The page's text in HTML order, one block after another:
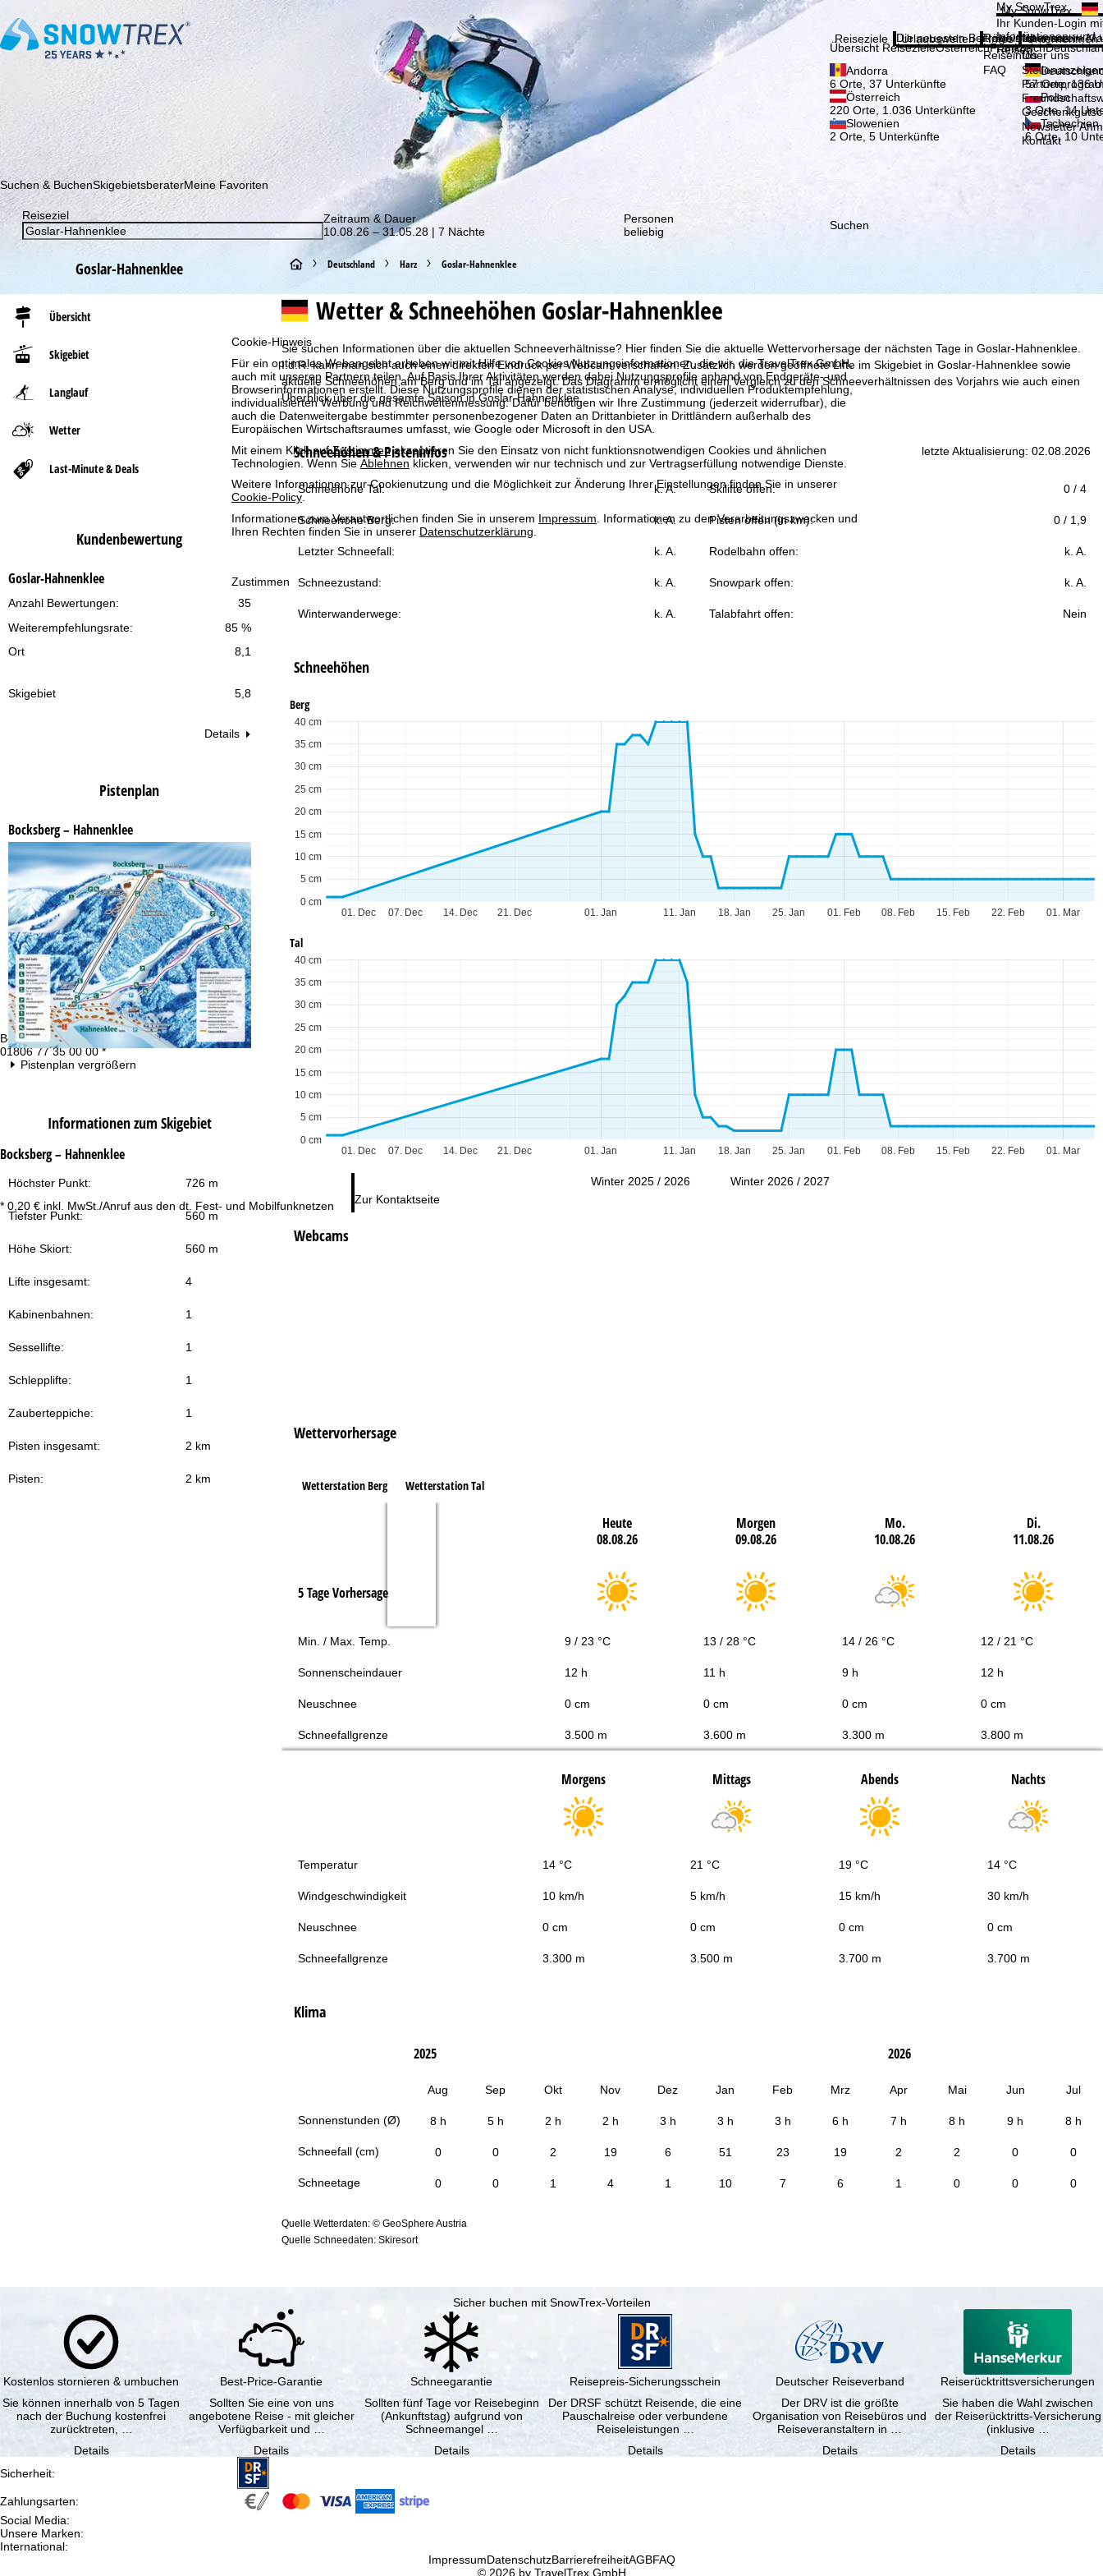
Cookie-Hinweis
Für ein optimales Webangebot erheben wir mit Hilfe von Cookies Nutzungsinformationen, die wir, die TravelTrex GmbH,
auch mit unseren Partnern teilen. Auf Basis Ihrer Aktivitäten werden dabei Nutzungsprofile anhand von Endgeräte- und
Browserinformationen erstellt. Diese Nutzungsprofile dienen der statistischen Analyse, individuellen Produktempfehlung,
individualisierten Werbung und Reichweitenmessung. Dafür benötigen wir Ihre Zustimmung (jederzeit widerrufbar), die
auch die Datenweitergabe bestimmter personenbezogener Daten an Drittanbieter in Drittländern außerhalb des
Europäischen Wirtschaftsraumes umfasst, wie Google oder Microsoft in den USA.
Mit einem Klick aufZustimmenakzeptieren Sie den Einsatz von nicht funktionsnotwendigen Cookies und ähnlichen
Technologien. Wenn Sie Ablehnen klicken, verwenden wir nur technisch und zur Vertragserfüllung notwendige Dienste.
Weitere Informationen zur Cookienutzung und die Möglichkeit zur Änderung Ihrer Einstellungen finden Sie in unserer
Cookie-Policy.
Informationen zum Verantwortlichen finden Sie in unserem Impressum . Informationen zu den Verarbeitungszwecken und
Ihren Rechten finden Sie in unserer Datenschutzerklärung
Zustimmen
Beratung
01806 77 35 00 00 *
* 0,20 € inkl. MwSt./Anruf aus den dt. Fest- und Mobilfunknetzen
Mo-Do:
09:00-17:00 Uhr
geschlossen
Zur Kontaktseite
Beratung
Abonnieren Sie unseren Newsletter und erfahren Sie als Erster von unseren Rabatt-Aktionen!
My SnowTrex
My SnowTrex
Ihr Kunden-Login
Informationen rund
Reisen.
Reiseziele
Übersicht ReisezieleÖsterreichFrankreich
Andorra
6 Orte, 37 Unterkünfte
57 Orte, 136
Österreich
220 Orte, 1.036 Unterkünfte
Polen
3 Orte, 14
Slowenien
2 Orte, 5 Unterkünfte
Tschechien
6 Orte, 10
Urlaubswelten
Die neuesten Beiträge aus unserem
Infos
Reiseinfos
Reiseinfos
FAQ
Unternehmen
Über uns
Über uns
Newsletter
Kontakt
Suchen & BuchenSkigebietsberaterMeine Favoriten
Reiseziel
Zeitraum & Dauer
10.08.26 – 31.05.28 | 7 Nächte
Personen
beliebig
Suchen
Goslar-Hahnenklee
Übersicht
Skigebiet
Langlauf
Wetter
Last-Minute & Deals
Kundenbewertung
Goslar-Hahnenklee
35
Anzahl Bewertungen:
85 %
Weiterempfehlungsrate:
Ort
8,1
Skigebiet 5,8
Details
Pistenplan
Bocksberg – Hahnenklee
Pistenplan vergrößern
Informationen zum Skigebiet
Bocksberg – Hahnenklee
Höchster Punkt: 726 m
Tiefster Punkt: 560 m
Höhe Skiort: 560 m
Lifte insgesamt: 4
Kabinenbahnen: 1
Sessellifte: 1
Schlepplifte: 1
Zauberteppiche: 1
Pisten insgesamt: 2 km
Pisten: 2 km
S
t
r
t
s
e
i
t
Deutschland Harz Goslar-Hahnenklee
Wetter & Schneehöhen Goslar-Hahnenklee
Sie suchen Informationen über die aktuellen Schneeverhältnisse? Hier finden Sie die aktuelle Wettervorhersage der nächsten Tage in Goslar-Hahnenklee.
I.d.R. kann man sich auch einen direkten Eindruck per Webcam verschaffen. Zusätzlich werden geöffnete Lifte im Skigebiet in Goslar-Hahnenklee sowie
aktuelle Schneehöhen am Berg und im Tal angezeigt. Das Diagramm ermöglicht einen Vergleich zu den Schneeverhältnissen des Vorjahrs wie auch einen
Überblick über die gesamte Saison in Goslar-Hahnenklee.
Schneehöhen & Pisteninfos letzte Aktualisierung: 02.08.2026
Schneehöhe Tal: k. A. Skilifte offen: 0 / 4
Schneehöhe Berg: k. A. Pisten offen (in km): 0 / 1,9
Letzter Schneefall: k. A. Rodelbahn offen: k. A.
Schneezustand: k. A. Snowpark offen: k. A.
Winterwanderwege: k. A. Talabfahrt offen: Nein
Schneehöhen
Berg
01. Dec 01. Jan 01. Feb 01. Mar
07. Dec 14. Dec 21. Dec 11. Jan 18. Jan 25. Jan 08. Feb 15. Feb 22. Feb
0 cm
5 cm
10 cm
15 cm
20 cm
25 cm
30 cm
35 cm
40 cm
Tal
01. Dec 01. Jan 01. Feb 01. Mar
07. Dec 14. Dec 21. Dec 11. Jan 18. Jan 25. Jan 08. Feb 15. Feb 22. Feb
0 cm
5 cm
10 cm
15 cm
20 cm
25 cm
30 cm
35 cm
40 cm
Winter 2025 / 2026 Winter 2026 / 2027
Webcams
Wettervorhersage
Wetterstation Berg Wetterstation Tal
Heute
08.08.26
Morgen
09.08.26
Mo.
10.08.26
Di.
11.08.26
5 Tage Vorhersage
Min. / Max. Temp. 9 / 23 °C 13 / 28 °C 14 / 26 °C 12 / 21 °C
Sonnenscheindauer 12 h 11 h 9 h 12 h
Neuschnee 0 cm 0 cm 0 cm 0 cm
Schneefallgrenze 3.500 m 3.600 m 3.300 m 3.800 m
Morgens Mittags Abends Nachts
Temperatur 14 °C 21 °C 19 °C 14 °C
Windgeschwindigkeit 10 km/h 5 km/h 15 km/h 30 km/h
Neuschnee 0 cm 0 cm 0 cm 0 cm
Schneefallgrenze 3.300 m 3.500 m 3.700 m 3.700 m
Klima
Sonnenstunden (Ø)
Schneefall (cm)
Schneetage
2025 2026
Aug Sep Okt Nov Dez Jan Feb Mrz Apr Mai Jun Jul
8 h 5 h 2 h 2 h 3 h 3 h 3 h 6 h 7 h 8 h 9 h 8 h
0 0 2 19 6 51 23 19 2 2 0 0
0 0 1 4 1 10 7 6 1 0 0 0
Quelle Wetterdaten: © GeoSphere Austria
Quelle Schneedaten: Skiresort
Sicher buchen mit SnowTrex-Vorteilen
Kostenlos stornieren & umbuchen
Sie können innerhalb von 5 Tagen
nach der Buchung kostenfrei
zurücktreten, …
Details
Best-Price-Garantie
Sollten Sie eine von uns
angebotene Reise - mit gleicher
Verfügbarkeit und …
Details
Schneegarantie
Sollten fünf Tage vor Reisebeginn
(Ankunftstag) aufgrund von
Schneemangel …
Details
Reisepreis-Sicherungsschein
Der DRSF schützt Reisende, die eine
Pauschalreise oder verbundene
Reiseleistungen …
Details
Deutscher Reiseverband
Der DRV ist die größte
Organisation von Reisebüros und
Reiseveranstaltern in …
Details
Reiserücktrittsversicherungen
Sie haben die Wahl zwischen
der Reiserücktritts-Versicherung
(inklusive …
Details
Sicherheit:
Zahlungsarten:
Social Media:
Unsere Marken:
International:
ImpressumDatenschutzBarrierefreiheitAGBFAQ
© 2026 by TravelTrex GmbH